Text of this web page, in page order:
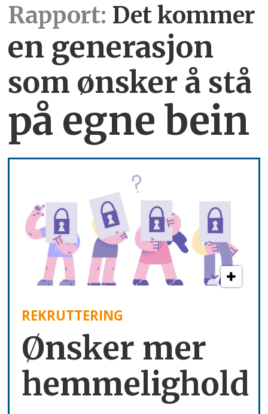
Rapport: Det kommer
en generasjon
som ønsker å stå
på egne bein
REKRUTTERING
Ønsker mer
hemmelighold